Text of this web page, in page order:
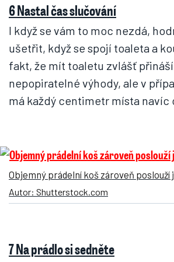
6 Nastal čas slučování
I když se vám to moc nezdá,
ušetřit, když se spojí toaleta a
fakt, že mít toaletu zvlášť
nepopiratelné výhody, ale v
má každý centimetr místa navíc
Objemný prádelní koš zároveň poslouží
Autor: Shutterstock.com
7 Na prádlo si sedněte